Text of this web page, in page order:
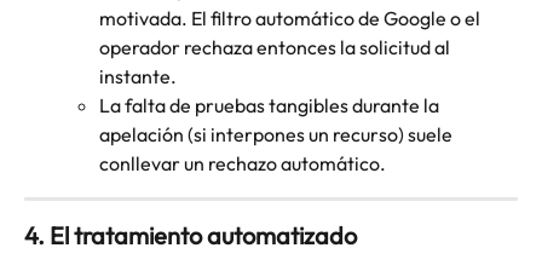
motivada. El filtro automático de Google o el
operador rechaza entonces la solicitud al
instante.
La falta de pruebas tangibles durante la
apelación (si interpones un recurso) suele
conllevar un rechazo automático.
4. El tratamiento automatizado